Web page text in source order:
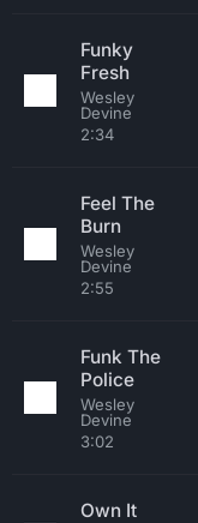
Funky
Fresh
Wesley
Devine
2:34
Feel The
Burn
Wesley
Devine
2:55
Funk The
Police
Wesley
Devine
3:02
Own It